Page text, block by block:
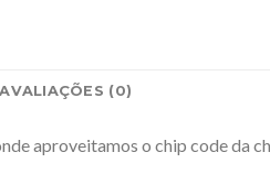
AVALIAÇÕES (0)
aproveitamos o chip code da